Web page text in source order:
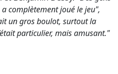
complètement joué le jeu",
un gros boulot, surtout la
particulier, mais amusant."